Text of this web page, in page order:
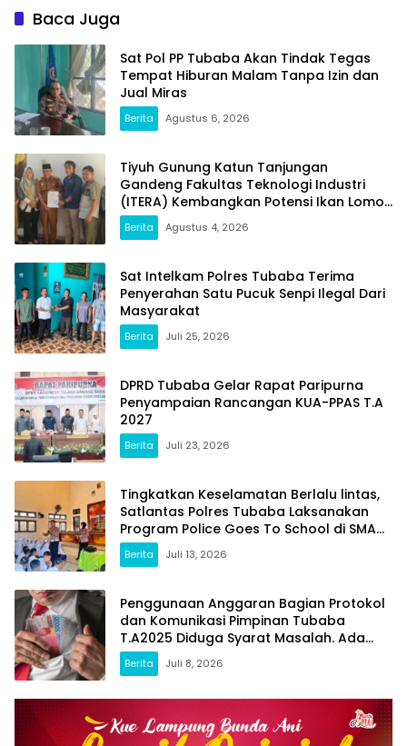
School di SMAN 1 Tumijajar
Baca Juga
Sat Pol PP Tubaba Akan Tindak Tegas
Tempat Hiburan Malam Tanpa Izin dan
Jual Miras
Berita Agustus 6, 2026
Tiyuh Gunung Katun Tanjungan
Gandeng Fakultas Teknologi Industri
(ITERA) Kembangkan Potensi Ikan Lomou
Menjadi Prodak Unggulan
Berita Agustus 4, 2026
Sat Intelkam Polres Tubaba Terima
Penyerahan Satu Pucuk Senpi Ilegal Dari
Masyarakat
Berita Juli 25, 2026
DPRD Tubaba Gelar Rapat Paripurna
Penyampaian Rancangan KUA-PPAS T.A
2027
Berita Juli 23, 2026
Tingkatkan Keselamatan Berlalu lintas,
Satlantas Polres Tubaba Laksanakan
Program Police Goes To School di SMAN
1 Tumijajar
Berita Juli 13, 2026
Penggunaan Anggaran Bagian Protokol
dan Komunikasi Pimpinan Tubaba
T.A2025 Diduga Syarat Masalah. Ada
Indikasi Tumpang Tindih dan Kegiatan
Fiktif
Berita Juli 8, 2026